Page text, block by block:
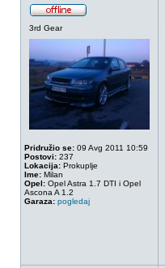
3rd Gear
Pridružio se: 09 Avg 2011 10:59
Postovi: 237
Lokacija: Prokuplje
Ime: Milan
Opel: Opel Astra 1.7 DTI i Opel
Ascona A 1.2
Garaza: pogledaj